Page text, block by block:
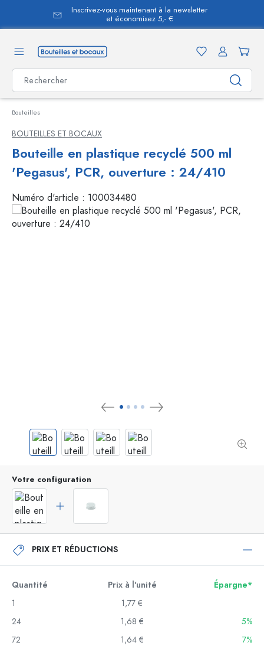
principal
Inscrivez-vous maintenant à la newsletter
et économisez 5,- €
Bouteilles
BOUTEILLES ET BOCAUX
Bouteille en plastique recyclé 500 ml
'Pegasus', PCR, ouverture : 24/410
Numéro d'article : 100034480
Votre configuration
PRIX ET RÉDUCTIONS
Quantité Prix à l'unité
Épargne*
1
1,77 €
24
1,68 €
5%
72
1,64 €
7%